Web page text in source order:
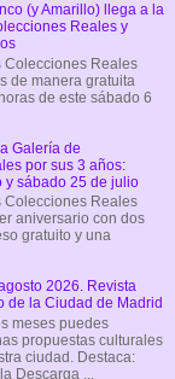
(y Amarillo) llega a la
Reales y
Colecciones Reales
de manera gratuita
de este sábado 6
Galería de
por sus 3 años:
y sábado 25 de julio
Colecciones Reales
aniversario con dos
gratuito y una
2026. Revista
de la Ciudad de Madrid
meses puedes
propuestas culturales
ciudad. Destaca:
Descarga ...